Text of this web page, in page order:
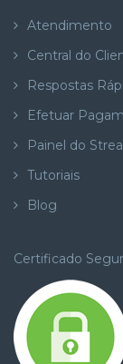
Atendimento
Central do
Respostas
Efetuar
Painel do
Tutoriais
Blog
Certificado